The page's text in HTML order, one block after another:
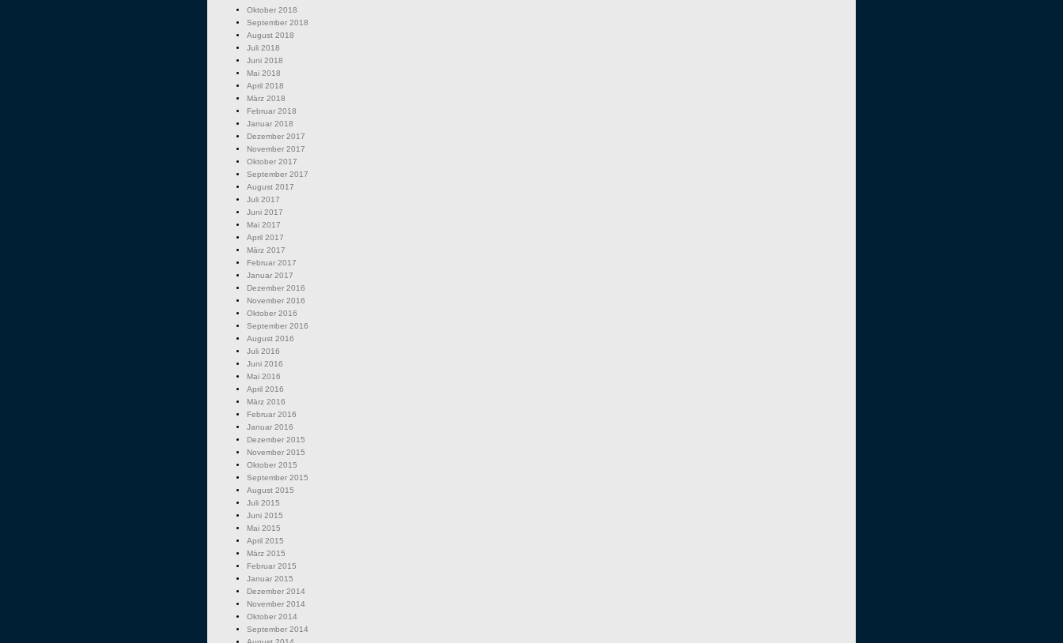
Oktober 2018
September 2018
August 2018
Juli 2018
Juni 2018
Mai 2018
April 2018
März 2018
Februar 2018
Januar 2018
Dezember 2017
November 2017
Oktober 2017
September 2017
August 2017
Juli 2017
Juni 2017
Mai 2017
April 2017
März 2017
Februar 2017
Januar 2017
Dezember 2016
November 2016
Oktober 2016
September 2016
August 2016
Juli 2016
Juni 2016
Mai 2016
April 2016
März 2016
Februar 2016
Januar 2016
Dezember 2015
November 2015
Oktober 2015
September 2015
August 2015
Juli 2015
Juni 2015
Mai 2015
April 2015
März 2015
Februar 2015
Januar 2015
Dezember 2014
November 2014
Oktober 2014
September 2014